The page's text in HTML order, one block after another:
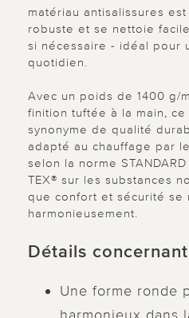
matériau antisalissures
robuste et se nettoie
si nécessaire - idéal pour
quotidien.
Avec un poids de 1400 g/
finition tuftée à la main,
synonyme de qualité
adapté au chauffage par
selon la norme STANDARD
TEX® sur les substances
que confort et sécurité se
harmonieusement.
Détails
Une forme ronde